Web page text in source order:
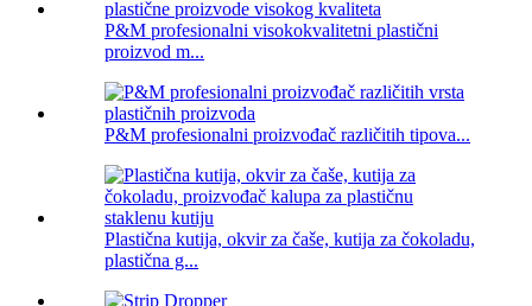
P&M profesionalni visokokvalitetni plastični
proizvod m...
P&M profesionalni proizvođač različitih tipova...
Plastična kutija, okvir za čaše, kutija za čokoladu,
plastična g...